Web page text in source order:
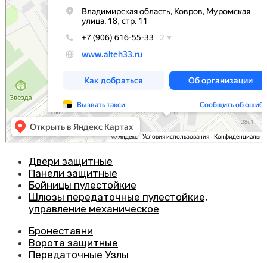
Двери защитные
Панели защитные
Бойницы пулестойкие
Шлюзы передаточные пулестойкие,
управление механическое
Бронеставни
Ворота защитные
Передаточные Узлы